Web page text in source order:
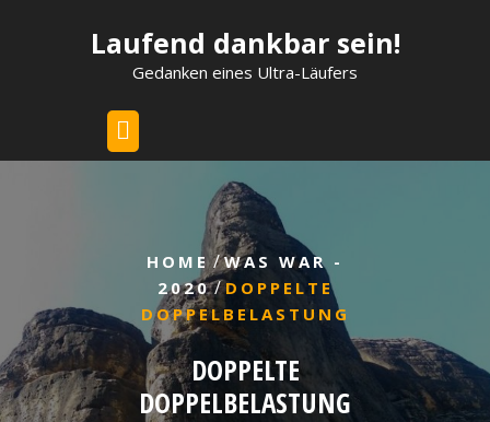
Laufend dankbar sein!
Gedanken eines Ultra-Läufers
HOME/WAS WAR -
2020/DOPPELTE
DOPPELBELASTUNG
DOPPELTE
DOPPELBELASTUNG